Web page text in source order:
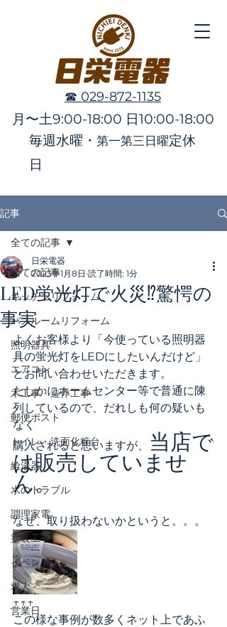
☎︎ 029-872-1135
毎週水曜・ 第一第三日曜定休
日
月〜土9:00-18:00 日10:00-18:00
記事
全ての記事
キッチンリフォーム
バスルームリフォーム
照明器具
エアコン
木工事・造作工事
郵便ポスト
トイレ・洗面化粧台
給湯器
水のトラブル
調理家電
塗装工事
イベント
求人
営業日
全ての記事
LED蛍光灯で火災⁉️驚愕の
事実
日栄電器
2023年1月8日 読了時間: 1分
よくお客様より「今使っている照明器
具の蛍光灯をLEDにしたいんだけど」
とお問い合わせいただきます。
たしかにホームセンター等で普通に陳
列しているので、だれしも何の疑いも
なく
購入されると思いますが、
当店で
は販売していませ
ん。
なぜ、取り扱わないかというと。。。
↑↑↑
この様な事例が数多くネット上であふ